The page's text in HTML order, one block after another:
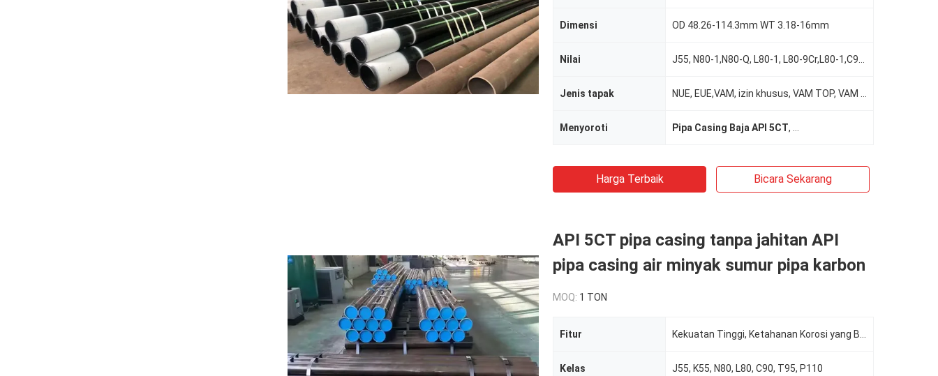
Dimensi OD 48.26-114.3mm WT 3.18-16mm
Nilai
Jenis tapak
Menyoroti Pipa Casing Baja API 5CT,
Harga Terbaik Bicara Sekarang
API 5CT pipa casing tanpa jahitan API
pipa casing air minyak sumur pipa karbon
MOQ: 1 TON
Fitur
Kelas J55, K55, N80, L80, C90, T95, P110